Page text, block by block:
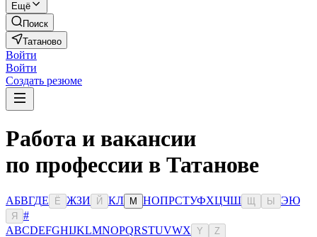
Ещё
Поиск
Татаново
Войти
Войти
Создать резюме
Работа и вакансии
по профессии в Татанове
АБВГДЕ Ё ЖЗИ Й КЛ М НОПРСТУФХЦЧШ Ы ЭЮ
Я
#
ABCDEFGHIJKLMNOPQRSTUVWX Y Z